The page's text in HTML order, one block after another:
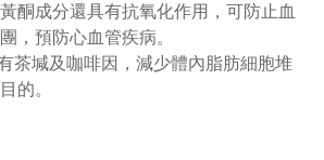
酮成分還具有抗氧化作用，可防止血
，預防心血管疾病。
茶堿及咖啡因，減少體內脂肪細胞堆
的。